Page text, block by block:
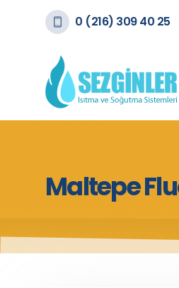
0 (216) 309 40 25
Maltepe